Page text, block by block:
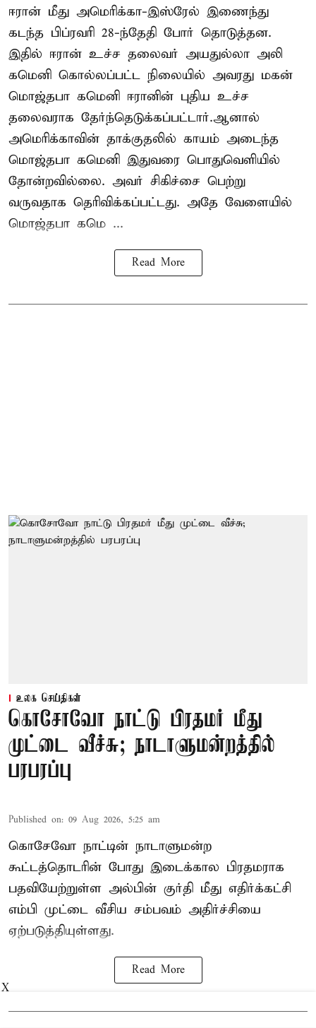
ஈரான் மீது அமெரிக்கா-இஸ்ரேல் இணைந்து
கடந்த பிப்ரவரி 28-ந்தேதி போர் தொடுத்தன.
இதில் ஈரான் உச்ச தலைவர் அயதுல்லா அலி
கமெனி கொல்லப்பட்ட நிலையில் அவரது மகன்
மொஜ்தபா கமெனி ஈரானின் புதிய உச்ச
தலைவராக தேர்ந்தெடுக்கப்பட்டார்.ஆனால்
அமெரிக்காவின் தாக்குதலில் காயம் அடைந்த
மொஜ்தபா கமெனி இதுவரை பொதுவெளியில்
தோன்றவில்லை. அவர் சிகிச்சை பெற்று
வருவதாக தெரிவிக்கப்பட்டது. அதே வேளையில்
மொஜ்தபா கமெ ...
Read More
உலக செய்திகள்
கொசோவோ நாட்டு பிரதமர் மீது
முட்டை வீச்சு; நாடாளுமன்றத்தில்
பரபரப்பு
Published on: 09 Aug 2026, 5:25 am
கொசேவோ நாட்டின் நாடாளுமன்ற
கூட்டத்தொடரின் போது இடைக்கால பிரதமராக
பதவியேற்றுள்ள அல்பின் குர்தி மீது எதிர்க்கட்சி
எம்பி முட்டை வீசிய சம்பவம் அதிர்ச்சியை
ஏற்படுத்தியுள்ளது.
Read More
X